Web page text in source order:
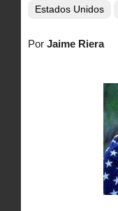
Estados Unidos
Por Jaime Riera